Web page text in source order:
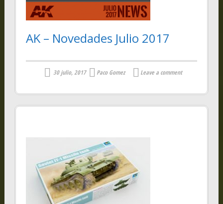
AK – Novedades Julio 2017
30 julio, 2017 Paco Gomez Leave a comment